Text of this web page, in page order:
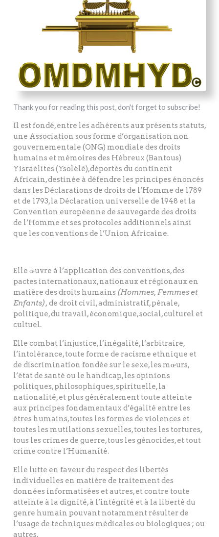
Thank you for reading this post, don't forget to subscribe!
Il est fondé, entre les adhérents aux présents statuts,
une Association sous forme d’organisation non
gouvernementale (ONG) mondiale des droits
humains et mémoires des Hébreux (Bantous)
Yisraélites (Ysolélé),déportés du continent
Africain, destinée à défendre les principes énoncés
dans les Déclarations de droits de l’Homme de 1789
et de 1793, la Déclaration universelle de 1948 et la
Convention européenne de sauvegarde des droits
de l’Homme et ses protocoles additionnels ainsi
que les conventions de l’Union Africaine.
Elle œuvre à l’application des conventions, des
pactes internationaux, nationaux et régionaux en
matière des droits humains (Hommes, Femmes et
Enfants), de droit civil, administratif, pénale,
politique, du travail, économique, social, culturel et
cultuel.
Elle combat l’injustice, l’inégalité, l’arbitraire,
l’intolérance, toute forme de racisme ethnique et
de discrimination fondée sur le sexe, les mœurs,
l’état de santé ou le handicap, les opinions
politiques, philosophiques, spirituelle, la
nationalité, et plus généralement toute atteinte
aux principes fondamentaux d’égalité entre les
êtres humains, toutes les formes de violences et
toutes les mutilations sexuelles, toutes les tortures,
tous les crimes de guerre, tous les génocides, et tout
crime contre l’Humanité.
Elle lutte en faveur du respect des libertés
individuelles en matière de traitement des
données informatisées et autres, et contre toute
atteinte à la dignité, à l’intégrité et à la liberté du
genre humain pouvant notamment résulter de
l’usage de techniques médicales ou biologiques ; ou
autres.